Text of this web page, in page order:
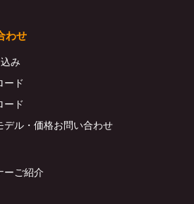
わせ
み
ード
ード
ル・価格お問い合わせ
ーご紹介